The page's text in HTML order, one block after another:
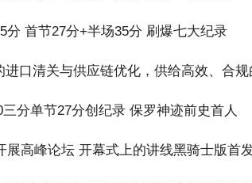
首节27分+半场35分 刷爆七大纪录
清关与供应链优化，供给高效、合规
单节27分创纪录 保罗神迹前史首人
高峰论坛 开幕式上的讲线黑骑士版首